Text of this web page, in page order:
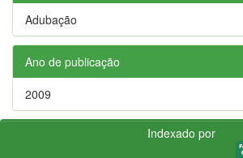
Adubação
Ano de publicação
2009
Indexado por